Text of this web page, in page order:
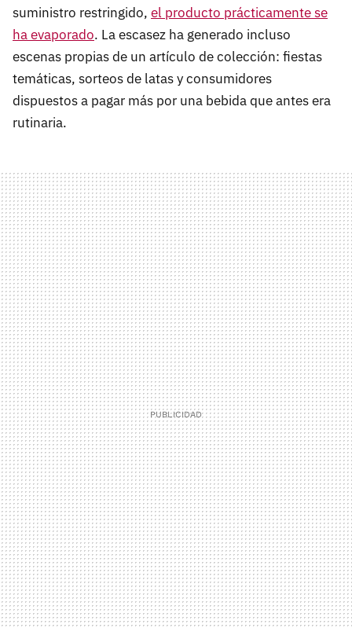
suministro restringido, el producto prácticamente se
ha evaporado. La escasez ha generado incluso
escenas propias de un artículo de colección: fiestas
temáticas, sorteos de latas y consumidores
dispuestos a pagar más por una bebida que antes era
rutinaria.